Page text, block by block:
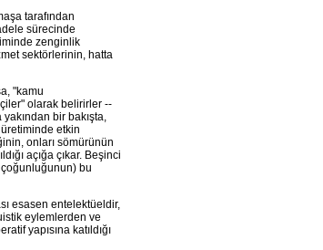
tarafından
sürecinde
zenginlik
sektörlerinin, hatta
"kamu
olarak belirirler --
bir bakışta,
etkin
onları sömürünün
açığa çıkar. Beşinci
bu
esasen entelektüeldir,
eylemlerden ve
yapısına katıldığı